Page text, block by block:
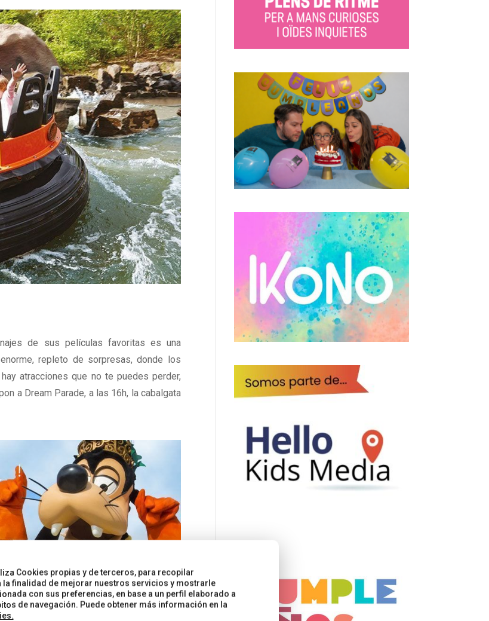
de sus películas favoritas es una
repleto de sorpresas, donde los
atracciones que no te puedes perder,
a Dream Parade, a las 16h, la cabalgata
Cookies propias y de terceros, para recopilar
finalidad de mejorar nuestros servicios y mostrarle
con sus preferencias, en base a un perfil elaborado a
de navegación. Puede obtener más información en la